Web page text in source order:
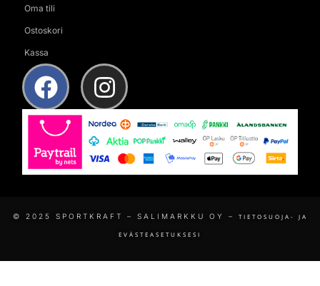
Oma tili
Ostoskori
Kassa
© 2025 SPORTKRAFT – SALIMARKKU OY – TIETOSUOJA- JA
EVÄSTEASETUKSESI